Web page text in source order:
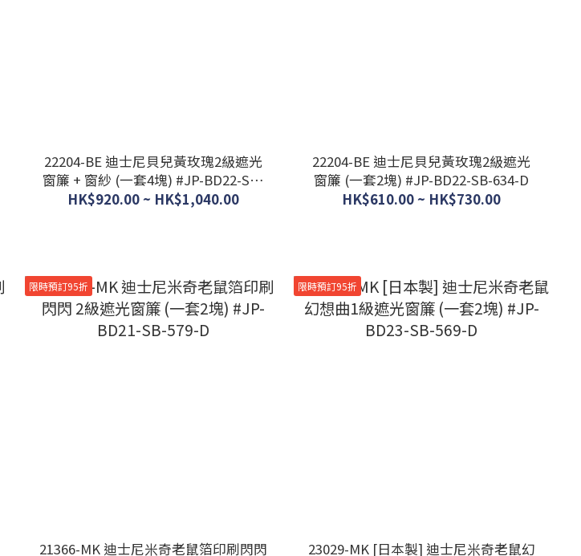
22204-BE 迪士尼貝兒黃玫瑰2級遮光
窗簾 + 窗紗 (一套4塊) #JP-BD22-SB-
634-D/SB-635-D
HK$920.00 ~ HK$1,040.00
22204-BE 迪士尼貝兒黃玫瑰2級遮光
窗簾 (一套2塊) #JP-BD22-SB-634-D
HK$610.00 ~ HK$730.00
限時預訂95折
21366-MK 迪士尼米奇老鼠箔印刷閃閃
限時預訂95折
23029-MK [日本製] 迪士尼米奇老鼠幻